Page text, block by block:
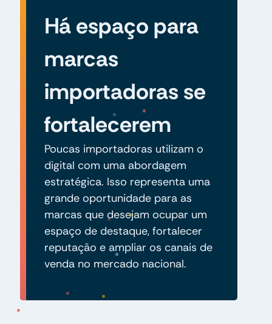
Há espaço para
marcas
importadoras se
fortalecerem
Poucas importadoras utilizam o
digital com uma abordagem
estratégica. Isso representa uma
grande oportunidade para as
marcas que desejam ocupar um
espaço de destaque, fortalecer
reputação e ampliar os canais de
venda no mercado nacional.